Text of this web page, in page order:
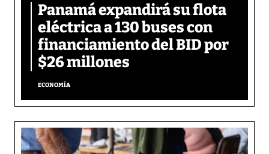
Panamá expandirá su flota
eléctrica a 130 buses con
financiamiento del BID por
$26 millones
ECONOMÍA